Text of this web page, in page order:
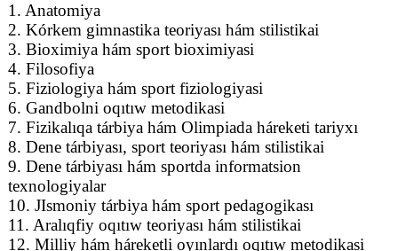
1. Anatomiya
2. Kórkem gimnastika teoriyası hám stilistikai
3. Bioximiya hám sport bioximiyasi
4. Filosofiya
5. Fiziologiya hám sport fiziologiyasi
6. Gandbolni oqıtıw metodikasi
7. Fizikalıqa tárbiya hám Olimpiada háreketi tariyxı
8. Dene tárbiyası, sport teoriyası hám stilistikai
9. Dene tárbiyası hám sportda informatsion
texnologiyalar
10. JIsmoniy tárbiya hám sport pedagogikası
11. Aralıqfiy oqıtıw teoriyası hám stilistikai
12. Milliy hám háreketli oyınlardı oqıtıw metodikasi